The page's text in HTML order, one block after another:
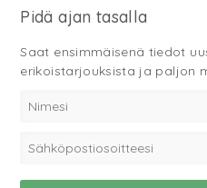
Pidä ajan tasalla
Saat ensimmäisenä tiedot
erikoistarjouksista ja paljon